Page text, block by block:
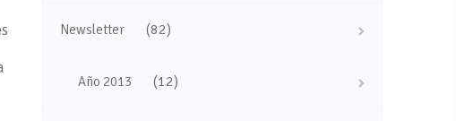
Newsletter (82)
Año 2013 (12)